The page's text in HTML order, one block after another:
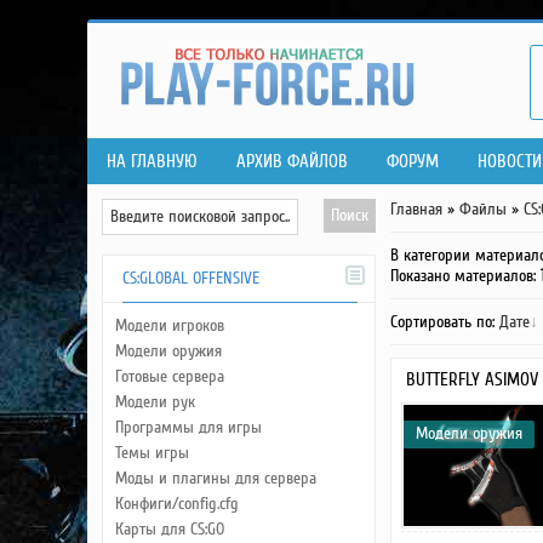
НА ГЛАВНУЮ АРХИВ ФАЙЛОВ ФОРУМ НОВОСТИ
CS:GLOBAL OFFENSIVE
Модели игроков
Модели оружия
Готовые сервера
Модели рук
Программы для игры
Темы игры
Моды и плагины для сервера
Конфиги/config.cfg
Карты для CS:GO
Главная » Файлы »
В категории
Показано материалов:
Сортировать по: Дате
BUTTERFLY
Модели оружия